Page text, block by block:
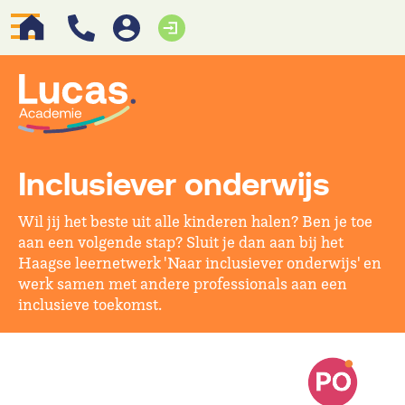
Inclusiever onderwijs
Wil jij het beste uit alle kinderen halen? Ben je toe
aan een volgende stap? Sluit je dan aan bij het
Haagse leernetwerk 'Naar inclusiever onderwijs' en
werk samen met andere professionals aan een
inclusieve toekomst.